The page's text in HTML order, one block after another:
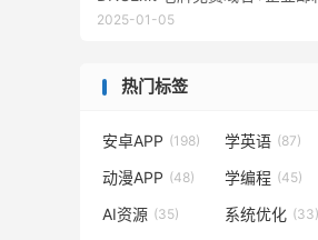
2025-01-05
热门标签
安卓APP (198) 学英语 (87)
动漫APP (48) 学编程 (45)
AI资源 (35) 系统优化 (33)